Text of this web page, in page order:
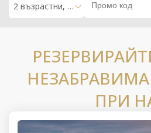
2 възрастни, 0 деца
ПРИ